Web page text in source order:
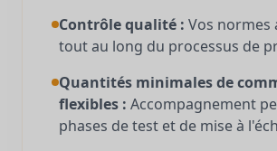
Contrôle qualité : Vos normes
tout au long du processus de
Quantités minimales de
flexibles : Accompagnement
phases de test et de mise à